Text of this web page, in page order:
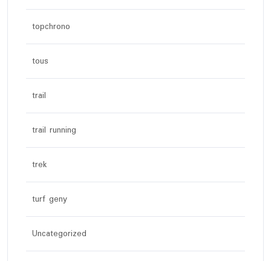
topchrono
tous
trail
trail running
trek
turf geny
Uncategorized